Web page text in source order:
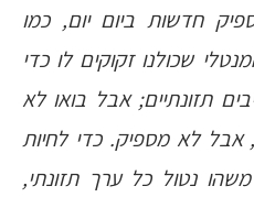
חדשות ביום יום, כמו
שכולנו זקוקים לו כדי
תזונתיים; אבל בואו לא
לא מספיק. כדי לחיות
נטול כל ערך תזונתי,